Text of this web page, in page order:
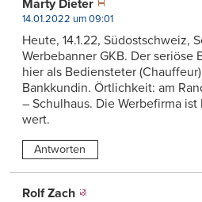
Marty Dieter
14.01.2022 um 09:01
Heute, 14.1.22, Südostschweiz,
Werbebanner GKB. Der seriöse
hier als Bediensteter
Bankkundin. Örtlichkeit: am
– Schulhaus. Die Werbefirma
wert.
Antworten
Rolf Zach